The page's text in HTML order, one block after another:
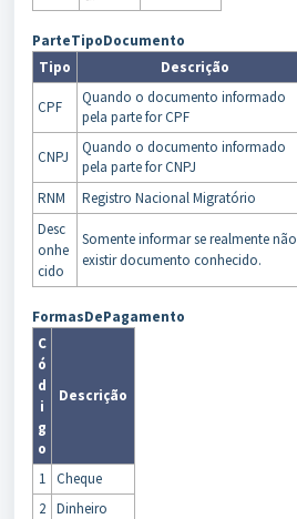
ParteTipoDocumento
Tipo
Descrição
CPF
Quando o documento informado
pela parte for CPF
CNPJ
Quando o documento informado
pela parte for CNPJ
RNM
Registro Nacional Migratório
Desc
onhe
cido
Somente informar se realmente não
existir documento conhecido.
FormasDePagamento
C
ó
d
i
g
o
Descrição
1 Cheque
2 Dinheiro